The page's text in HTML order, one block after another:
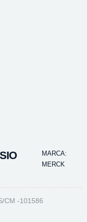
MARCA:
MERCK
CM -101586